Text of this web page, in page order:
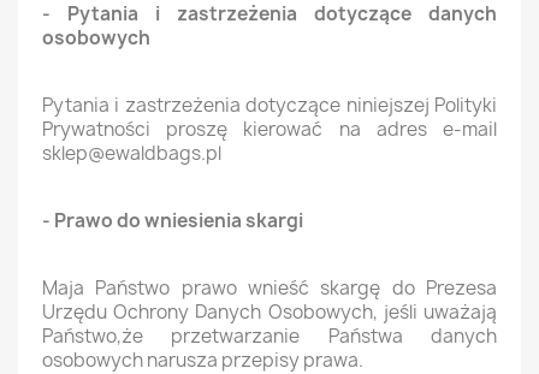
- Pytania i zastrzeżenia dotyczące danych
osobowych
Pytania i zastrzeżenia dotyczące niniejszej Polityki
Prywatności proszę kierować na adres e-mail
sklep@ewaldbags.pl
- Prawo do wniesienia skargi
Maja Państwo prawo wnieść skargę do Prezesa
Urzędu Ochrony Danych Osobowych, jeśli uważają
Państwo,że przetwarzanie Państwa danych
osobowych narusza przepisy prawa.